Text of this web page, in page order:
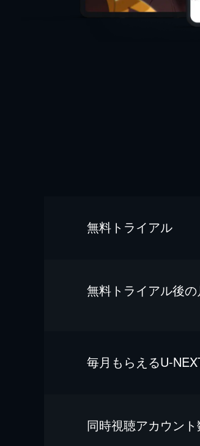
無料トライアル
無料トライアル後
毎⽉もらえるU-
同時視聴アカウント